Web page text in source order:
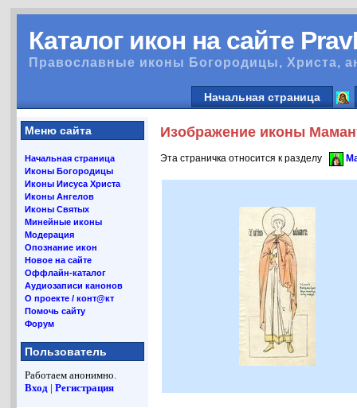
Каталог икон на сайте
Православные иконы Богородицы, Христа,
Начальная страница
Меню сайта
Начальная страница
Иконы Богородицы
Иконы Иисуса Христа
Иконы Ангелов
Иконы Святых
Минейные иконы
Модерация
Опознание икон
Новое на сайте
Оффлайн-каталог
Аудиозаписи канонов
О проекте / конт@кт
Помочь сайту
Форум
Пользователь
Работаем анонимно.
Вход |Регистрация
Изображение иконы
Эта страничка относится к разделу